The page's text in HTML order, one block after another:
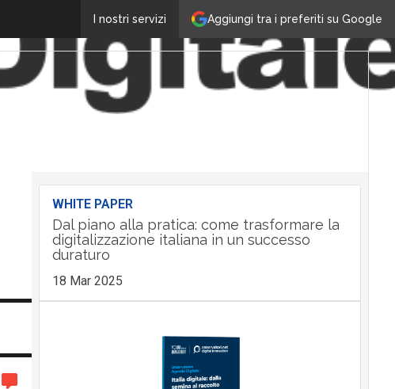
Aggiungi tra i preferiti su Google
I nostri servizi
WHITE PAPER
Dal piano alla pratica: come trasformare la
digitalizzazione italiana in un successo
duraturo
18 Mar 2025